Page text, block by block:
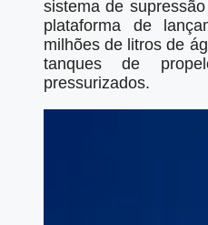
sistema de
plataforma de
milhões de litros de
tanques de
pressurizados.